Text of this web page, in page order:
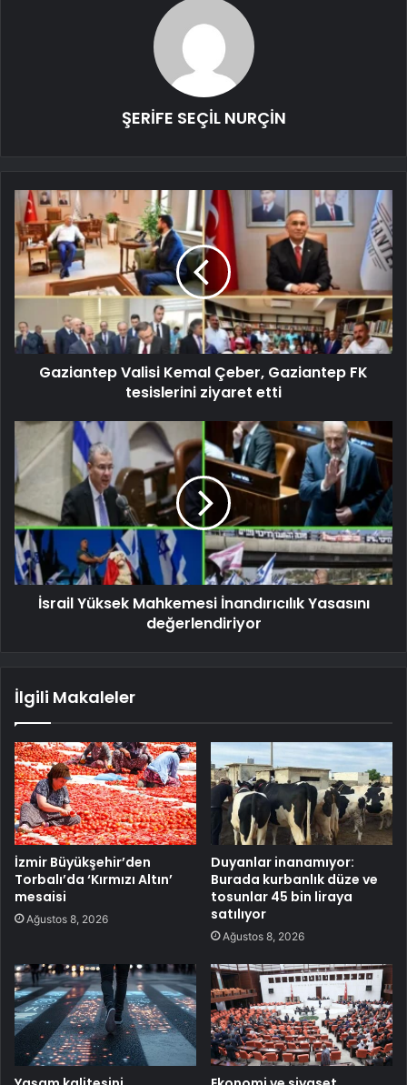
ŞERİFE SEÇİL NURÇİN
Gaziantep Valisi Kemal Çeber, Gaziantep FK
tesislerini ziyaret etti
İsrail Yüksek Mahkemesi İnandırıcılık Yasasını
değerlendiriyor
İlgili Makaleler
İzmir Büyükşehir’den
Torbalı’da ‘Kırmızı Altın’
mesaisi
Ağustos 8, 2026
Duyanlar inanamıyor:
Burada kurbanlık düze ve
tosunlar 45 bin liraya
satılıyor
Ağustos 8, 2026